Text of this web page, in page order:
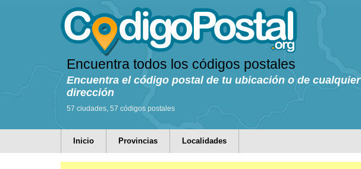
Encuentra todos los códigos postales
Encuentra el código postal de tu ubicación o de cualquier
dirección
57 ciudades, 57 códigos postales
Inicio Provincias Localidades